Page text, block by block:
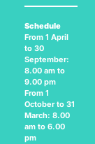
Schedule
From 1 April
to 30
September:
8.00 am to
9.00 pm
From 1
October to 31
March: 8.00
am to 6.00
pm